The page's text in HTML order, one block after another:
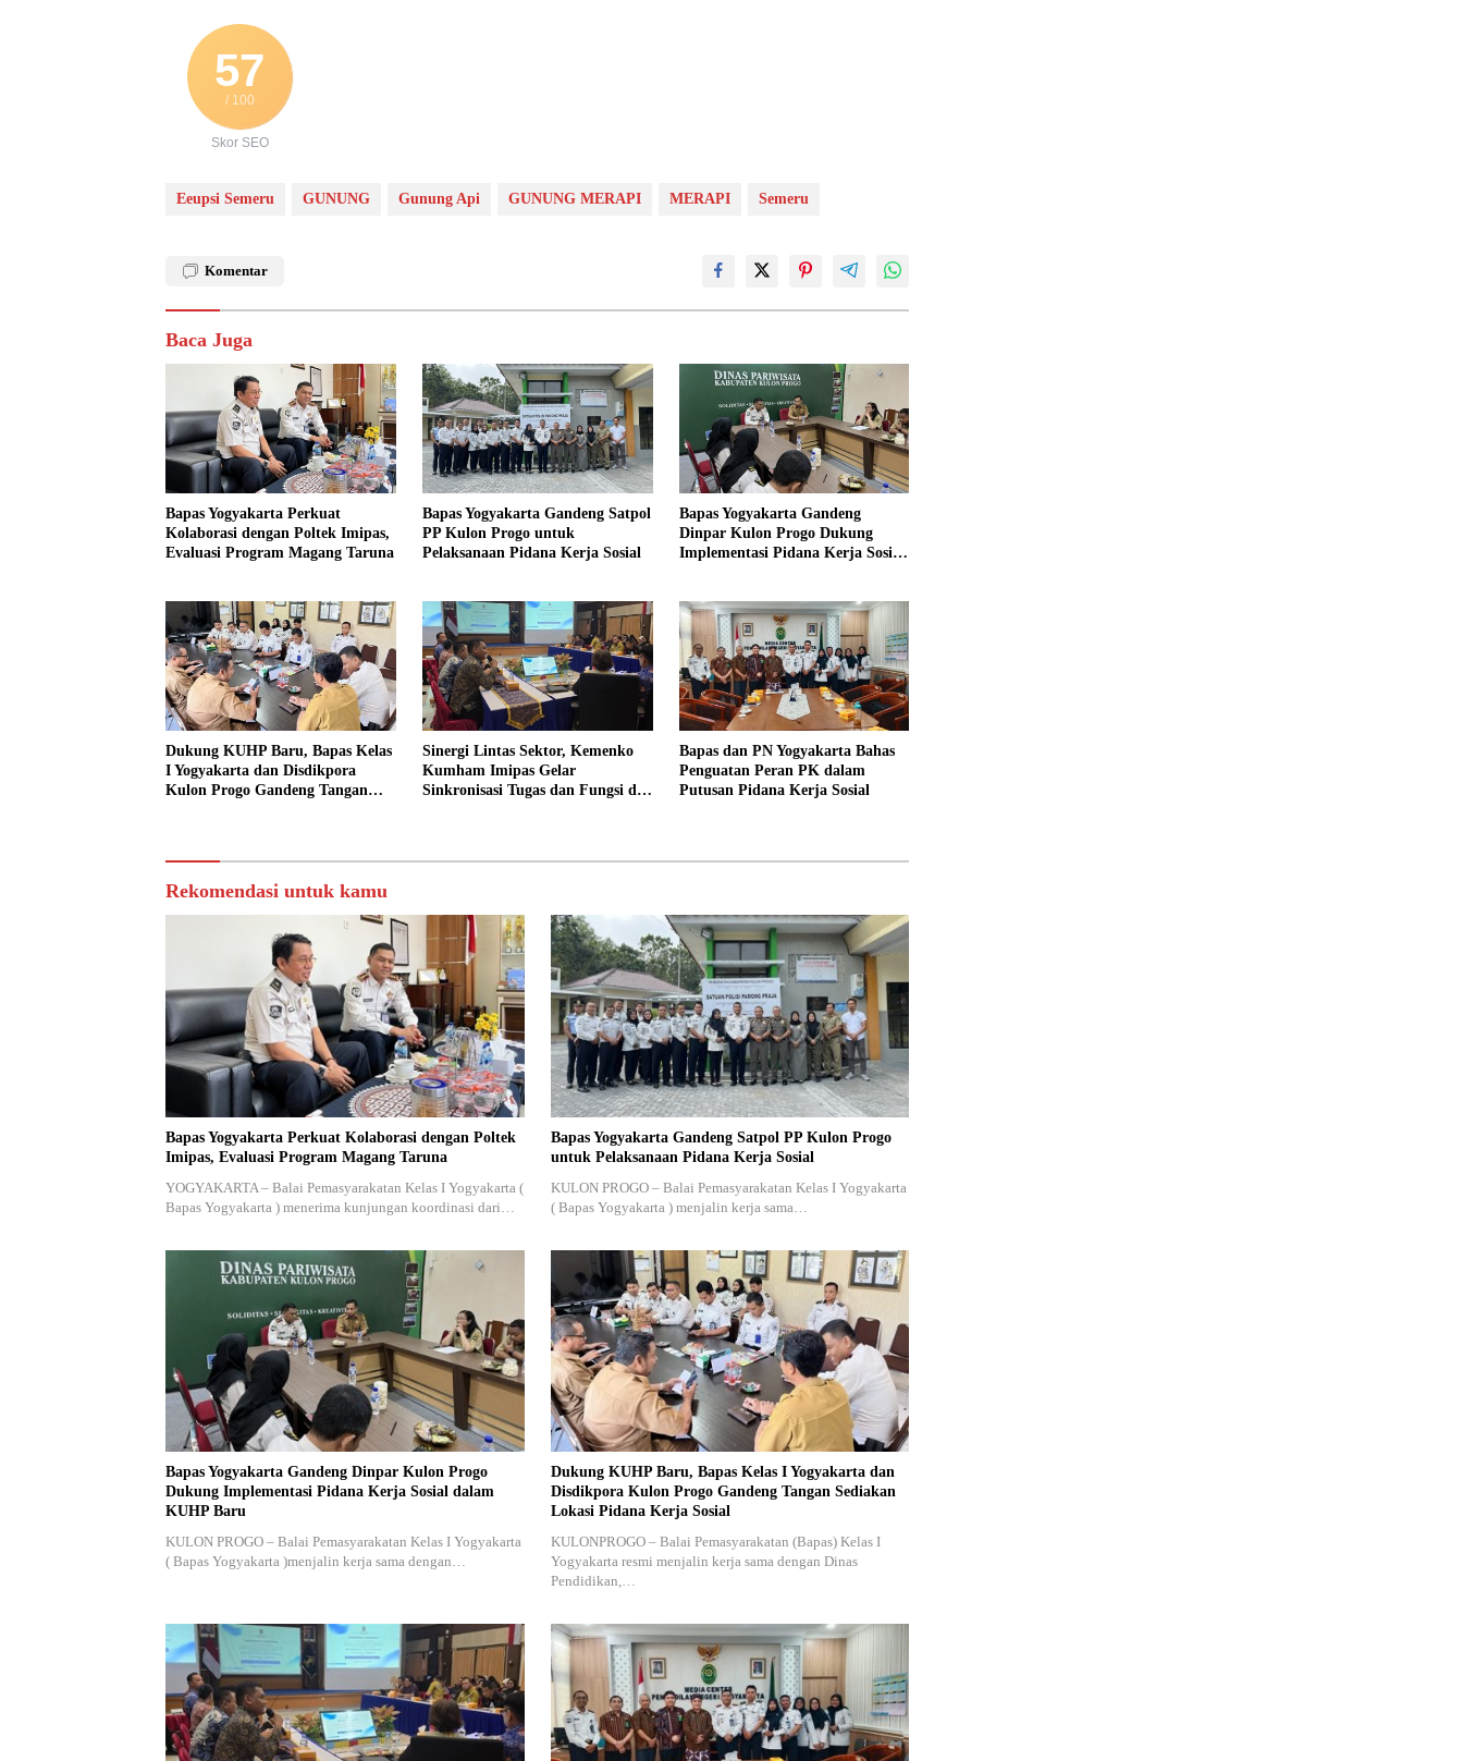
57
/ 100
Skor SEO
Eeupsi Semeru GUNUNG Gunung Api GUNUNG MERAPI MERAPI Semeru
Komentar
Baca Juga
Bapas Yogyakarta Perkuat
Kolaborasi dengan Poltek Imipas,
Evaluasi Program Magang Taruna
Bapas Yogyakarta Gandeng Satpol
PP Kulon Progo untuk
Pelaksanaan Pidana Kerja Sosial
Bapas Yogyakarta Gandeng
Dinpar Kulon Progo Dukung
Implementasi Pidana Kerja Sosial
Dukung KUHP Baru, Bapas Kelas
I Yogyakarta dan Disdikpora
Kulon Progo Gandeng Tangan
Sinergi Lintas Sektor, Kemenko
Kumham Imipas Gelar
Sinkronisasi Tugas dan Fungsi di
Bapas dan PN Yogyakarta Bahas
Penguatan Peran PK dalam
Putusan Pidana Kerja Sosial
Rekomendasi untuk kamu
Bapas Yogyakarta Perkuat Kolaborasi dengan Poltek
Imipas, Evaluasi Program Magang Taruna
YOGYAKARTA – Balai Pemasyarakatan Kelas I Yogyakarta (
Bapas Yogyakarta ) menerima kunjungan koordinasi dari…
Bapas Yogyakarta Gandeng Satpol PP Kulon Progo
untuk Pelaksanaan Pidana Kerja Sosial
KULON PROGO – Balai Pemasyarakatan Kelas I Yogyakarta
( Bapas Yogyakarta ) menjalin kerja sama…
Bapas Yogyakarta Gandeng Dinpar Kulon Progo
Dukung Implementasi Pidana Kerja Sosial dalam
KUHP Baru
KULON PROGO – Balai Pemasyarakatan Kelas I Yogyakarta
( Bapas Yogyakarta )menjalin kerja sama dengan…
Dukung KUHP Baru, Bapas Kelas I Yogyakarta dan
Disdikpora Kulon Progo Gandeng Tangan Sediakan
Lokasi Pidana Kerja Sosial
KULONPROGO – Balai Pemasyarakatan (Bapas) Kelas I
Yogyakarta resmi menjalin kerja sama dengan Dinas
Pendidikan,…